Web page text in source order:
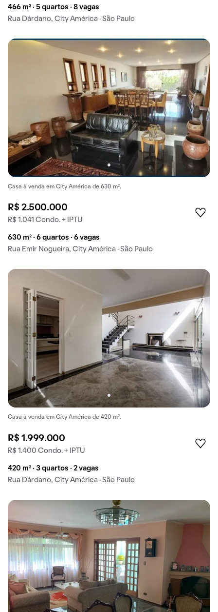
466 m² · 5 quartos · 8 vagas
Rua Dárdano, City América · São Paulo
Casa à venda em City América de 630 m².
R$ 2.500.000
R$ 1.041 Condo. + IPTU
630 m² · 6 quartos · 6 vagas
Rua Emir Nogueira, City América · São Paulo
Casa à venda em City América de 420 m².
R$ 1.999.000
R$ 1.400 Condo. + IPTU
420 m² · 3 quartos · 2 vagas
Rua Dárdano, City América · São Paulo